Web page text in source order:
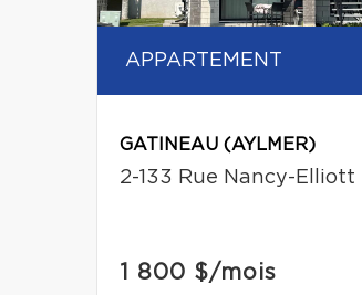
APPARTEMENT
GATINEAU (AYLMER)
2-133 Rue Nancy-Elliott
1 800 $/mois